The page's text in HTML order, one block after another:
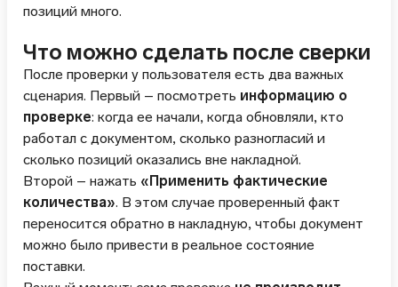
позиций много.
Что можно сделать после сверки
После проверки у пользователя есть два важных
сценария. Первый – посмотреть информацию о
проверке: когда ее начали, когда обновляли, кто
работал с документом, сколько разногласий и
сколько позиций оказались вне накладной.
Второй – нажать «Применить фактические
количества». В этом случае проверенный факт
переносится обратно в накладную, чтобы документ
можно было привести в реальное состояние
поставки.